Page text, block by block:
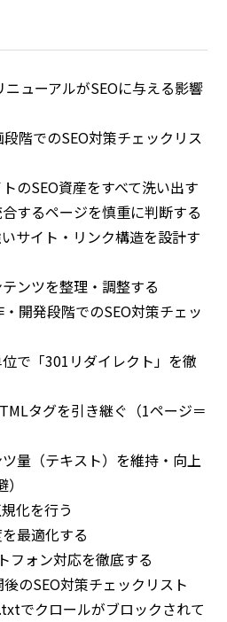
ューアルがSEOに与える影響
段階でのSEO対策チェックリス
のSEO資産をすべて洗い出す
するページを慎重に判断する
サイト・リンク構造を設計す
ンツを整理・調整する
・開発段階でのSEO対策チェッ
で「301リダイレクト」を徹
タグを引き継ぐ（1ページ＝
量（テキスト）を維持・向上
化を行う
最適化する
フォン対応を徹底する
後のSEO対策チェックリスト
でクロールがブロックされて